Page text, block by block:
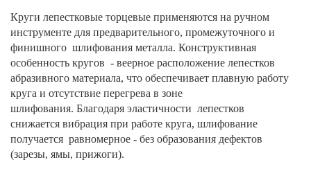
Круги лепестковые торцевые применяются на ручном
инструменте для предварительного, промежуточного и
финишного шлифования металла. Конструктивная
особенность кругов - веерное расположение лепестков
абразивного материала, что обеспечивает плавную работу
круга и отсутствие перегрева в зоне
шлифования. Благодаря эластичности лепестков
снижается вибрация при работе круга, шлифование
получается равномерное - без образования дефектов
(зарезы, ямы, прижоги).